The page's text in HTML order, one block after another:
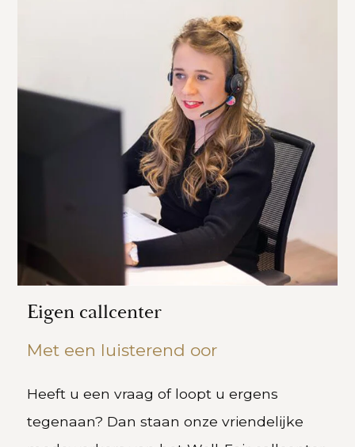
Eigen callcenter
Met een luisterend oor
Heeft u een vraag of loopt u ergens
tegenaan? Dan staan onze vriendelijke